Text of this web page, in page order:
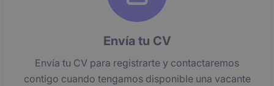
Envía tu CV
Envía tu CV para registrarte y contactaremos
contigo cuando tengamos disponible una vacante